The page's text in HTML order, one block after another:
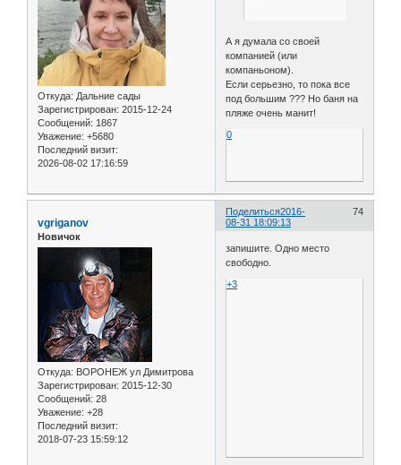
Откуда: Дальние сады
Зарегистрирован: 2015-12-24
Сообщений: 1867
Уважение: +5680
Последний визит:
2026-08-02 17:16:59
А я думала со своей
компанией (или
компаньоном).
Если серьезно, то пока все
под большим ??? Но баня на
пляже очень манит!
0
Поделиться 74
2016-
08-31 18:09:13
vgriganov
Новичок
Откуда: ВОРОНЕЖ ул Димитрова
Зарегистрирован: 2015-12-30
Сообщений: 28
Уважение: +28
Последний визит:
2018-07-23 15:59:12
запишите. Одно место
свободно.
+3